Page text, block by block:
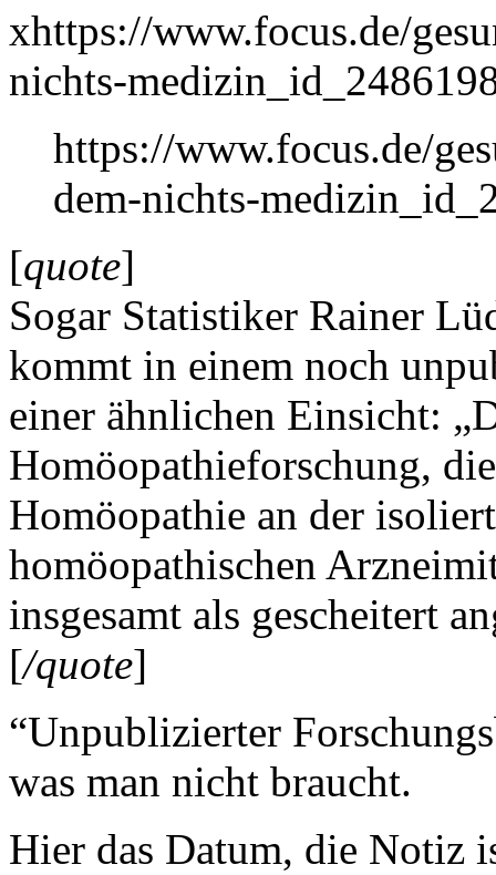
xhttps://www.focus.de/
nichts-
https://www.focus.de/
dem-nichts-
[quote]
Sogar Statistiker Rainer
kommt in einem noch
einer ähnlichen Einsicht:
Homöopathieforschung,
Homöopathie an der
homöopathischen
insgesamt als gescheitert
[/quote]
“Unpublizierter
was man nicht braucht.
Hier das Datum, die Notiz